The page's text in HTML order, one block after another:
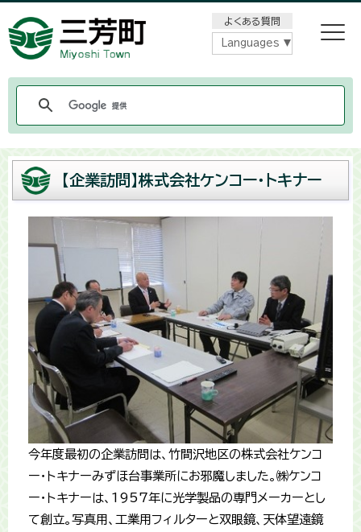
よくある質問
Languages
【企業訪問】株式会社ケンコー・トキナー
今年度最初の企業訪問は、竹間沢地区の株式会社ケンコ
ー・トキナーみずほ台事業所にお邪魔しました。㈱ケンコ
ー・トキナーは、1957年に光学製品の専門メーカーとし
て創立。写真用、工業用フィルターと双眼鏡、天体望遠鏡